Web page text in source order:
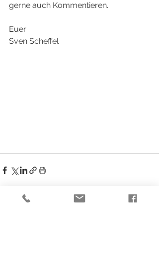
gerne auch Kommentieren.
Euer
Sven Scheffel